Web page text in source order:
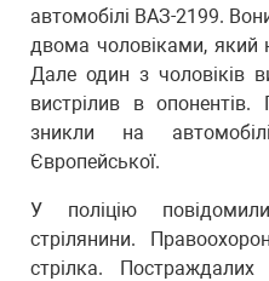
автомобілі ВАЗ-2199.
двома чоловіками, який
Дале один з чоловіків
вистрілив в
зникли на
Європейської.
У поліцію
стрілянини.
стрілка. Постраждалих